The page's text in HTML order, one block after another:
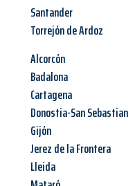
Santander
Torrejón de Ardoz
Alcorcón
Badalona
Cartagena
Donostia-San Sebastian
Gijón
Jerez de la Frontera
Lleida